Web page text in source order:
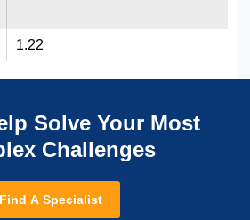
1.22
Solve Your Most
Challenges
Find A Specialist